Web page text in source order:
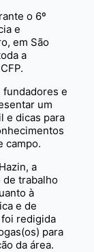
o 6º
e
em São
a
e
um
e dicas para
campo.
a
de trabalho
à
e de
redigida
para
da área.